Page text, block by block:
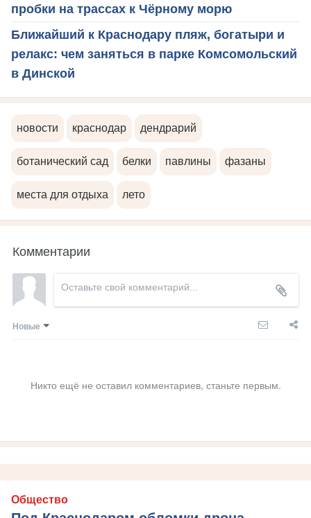
пробки на трассах к Чёрному морю
Ближайший к Краснодару пляж, богатыри и
релакс: чем заняться в парке Комсомольский
в Динской
новости краснодар дендрарий
ботанический сад белки павлины фазаны
места для отдыха лето
Комментарии
Новые
Никто ещё не оставил комментариев, станьте первым.
Общество